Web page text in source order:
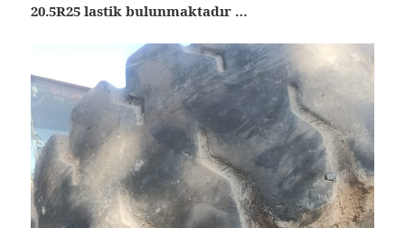
20.5R25 lastik bulunmaktadır …